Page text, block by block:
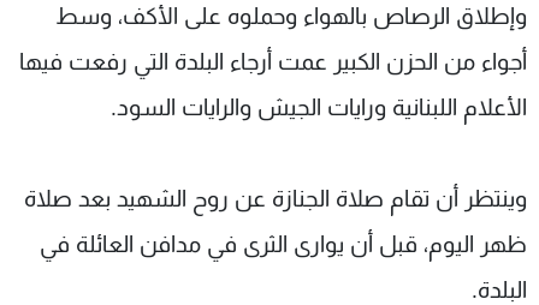
وإطلاق الرصاص بالهواء وحملوه على الأكف، وسط
أجواء من الحزن الكبير عمت أرجاء البلدة التي رفعت فيها
الأعلام اللبنانية ورايات الجيش والرايات السود.
وينتظر أن تقام صلاة الجنازة عن روح الشهيد بعد صلاة
ظهر اليوم، قبل أن يوارى الثرى في مدافن العائلة في
البلدة.